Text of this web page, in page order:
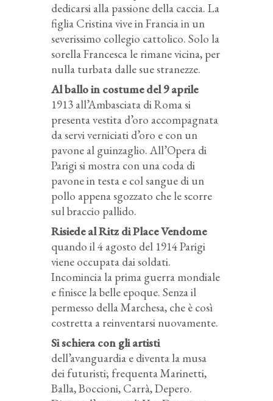
dedicarsi alla passione della caccia. La
figlia Cristina vive in Francia in un
severissimo collegio cattolico. Solo la
sorella Francesca le rimane vicina, per
nulla turbata dalle sue stranezze.
Al ballo in costume del 9 aprile
1913 all’Ambasciata di Roma si
presenta vestita d’oro accompagnata
da servi verniciati d’oro e con un
pavone al guinzaglio. All’Opera di
Parigi si mostra con una coda di
pavone in testa e col sangue di un
pollo appena sgozzato che le scorre
sul braccio pallido.
Risiede al Ritz di Place Vendome
quando il 4 agosto del 1914 Parigi
viene occupata dai soldati.
Incomincia la prima guerra mondiale
e finisce la belle epoque. Senza il
permesso della Marchesa, che è così
costretta a reinventarsi nuovamente.
Si schiera con gli artisti
dell’avanguardia e diventa la musa
dei futuristi; frequenta Marinetti,
Balla, Boccioni, Carrà, Depero.